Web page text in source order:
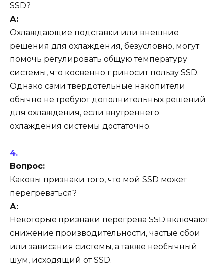
SSD?
А:
Охлаждающие подставки или внешние
решения для охлаждения, безусловно, могут
помочь регулировать общую температуру
системы, что косвенно приносит пользу SSD.
Однако сами твердотельные накопители
обычно не требуют дополнительных решений
для охлаждения, если внутреннего
охлаждения системы достаточно.
Вопрос:
Каковы признаки того, что мой SSD может
перегреваться?
А:
Некоторые признаки перегрева SSD включают
снижение производительности, частые сбои
или зависания системы, а также необычный
шум, исходящий от SSD.